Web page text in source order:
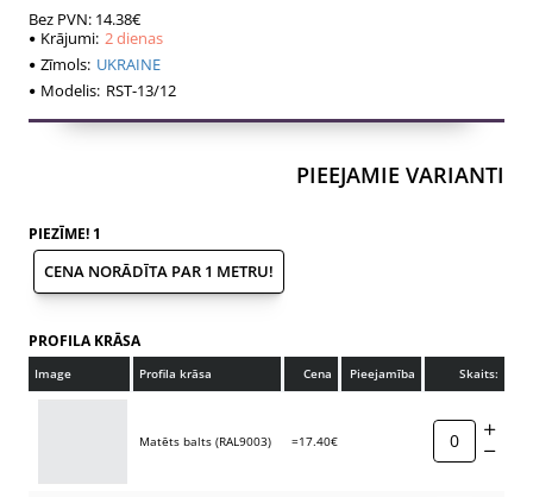
Bez PVN: 14.38€
Krājumi: 2 dienas
Zīmols: UKRAINE
Modelis: RST-13/12
PIEEJAMIE VARIANTI
PIEZĪME! 1
CENA NORĀDĪTA PAR 1 METRU!
PROFILA KRĀSA
Image Profila krāsa Cena Pieejamība Skaits:
Matēts balts (RAL9003) =17.40€